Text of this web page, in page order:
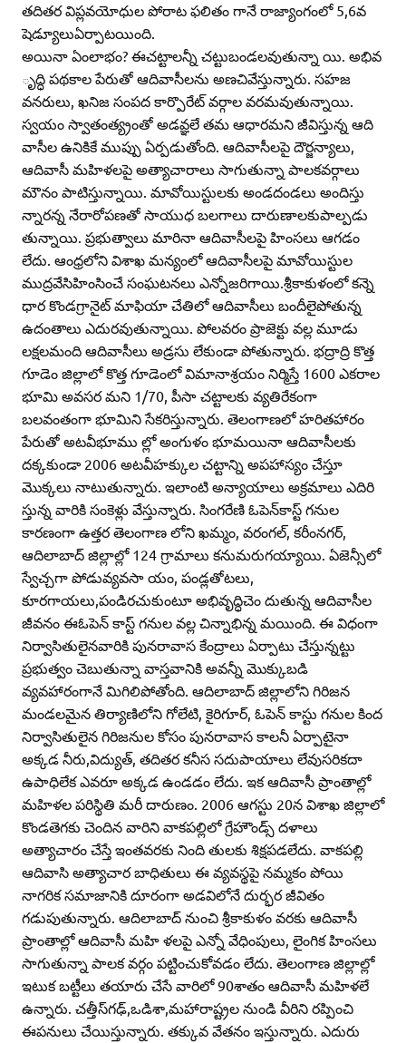
తదితర విప్లవయోధుల పోరాట ఫలితం గానే రాజ్యాంగంలో 5,6వ
షెడ్యూలుఏర్పాటయింది.
అయినా ఏంలాభం? ఈచట్టాలన్నీ చట్టుబండలవుతున్నా యి. అభివ
ృద్ధి పథకాల పేరుతో ఆదివాసీలను అణచివేస్తున్నారు. సహజ
వనరులు, ఖనిజ సంపద కార్పొరేట్‌ వర్గాల వరమవుతున్నాయి.
స్వయం స్వాతంత్య్రంతో అడవ్ఞలే తమ ఆధారమని జీవిస్తున్న ఆది
వాసీల ఉనికికే ముప్పు ఏర్పడుతోంది. ఆదివాసీలపై దౌర్జన్యాలు,
ఆదివాసీ మహిళలపై అత్యాచారాలు సాగుతున్నా పాలకవర్గాలు
మౌనం పాటిస్తున్నాయి. మావోయిస్టులకు అండదండలు అందిస్తు
న్నారన్న నేరారోపణతో సాయుధ బలగాలు దారుణాలకుపాల్పడు
తున్నాయి. ప్రభుత్వాలు మారినా ఆదివాసీలపై హింసలు ఆగడం
లేదు. ఆంధ్రలోని విశాఖ మన్యంలో ఆదివాసీలపై మావోయిస్టుల
ముద్రవేసిహింసించే సంఘటనలు ఎన్నోజరిగాయి.శ్రీకాకుళంలో కన్నె
ధార కొండగ్రానైట్‌ మాఫియా చేతిలో ఆదివాసీలు బందీలైపోతున్న
ఉదంతాలు ఎదురవుతున్నాయి. పోలవరం ప్రాజెక్టు వల్ల మూడు
లక్షలమంది ఆదివాసీలు అడ్రసు లేకుండా పోతున్నారు. భద్రాద్రి కొత్త
గూడెం జిల్లాలో కొత్త గూడెంలో విమానాశ్రయం నిర్మిస్తే 1600 ఎకరాల
భూమి అవసర మని 1/70, పీసా చట్టాలకు వ్యతిరేకంగా
బలవంతంగా భూమిని సేకరిస్తున్నారు. తెలంగాణలో హరితహారం
పేరుతో అటవీభూము ల్లో అంగుళం భూమయినా ఆదివాసీలకు
దక్కకుండా 2006 అటవీహక్కుల చట్టాన్ని అపహాస్యం చేస్తూ
మొక్కలు నాటుతున్నారు. ఇలాంటి అన్యాయాలు అక్రమాలు ఎదిరి
స్తున్న వారికి సంకెళ్లు వేస్తున్నారు. సింగరేణి ఓపెన్‌కాస్ట్‌ గనుల
కారణంగా ఉత్తర తెలంగాణ లోని ఖమ్మం, వరంగల్‌, కరీంనగర్‌,
ఆదిలాబాద్‌ జిల్లాల్లో 124 గ్రామాలు కనుమరుగయ్యాయి. ఏజెన్సీలో
స్వేచ్చగా పోడువ్యవసా యం, పండ్లతోటలు,
కూరగాయలు,పండిరచుకుంటూ అభివృద్ధిచెం దుతున్న ఆదివాసీల
జీవనం ఈఓపెన్‌ కాస్ట్‌ గనుల వల్ల చిన్నాభిన్న మయింది. ఈ విధంగా
నిర్వాసితులైనవారికి పునరావాస కేంద్రాలు ఏర్పాటు చేస్తున్నట్టు
ప్రభుత్వం చెబుతున్నా వాస్తవానికి అవన్నీ మొక్కుబడి
వ్యవహారంగానే మిగిలిపోతోంది. ఆదిలాబాద్‌ జిల్లాలోని గిరిజన
మండలమైన తిర్యాణిలోని గోలేటి, కైరిగూర్‌, ఓపెన్‌ కాస్టు గనుల కింద
నిర్వాసితులైన గిరిజనుల కోసం పునరావాస కాలనీ ఏర్పాటైనా
అక్కడ నీరు,విద్యుత్‌, తదితర కనీస సదుపాయాలు లేవుసరికదా
ఉపాధిలేక ఎవరూ అక్కడ ఉండడం లేదు. ఇక ఆదివాసీ ప్రాంతాల్లో
మహిళల పరిస్థితి మరీ దారుణం. 2006 ఆగస్టు 20న విశాఖ జిల్లాలో
కొండతెగకు చెందిన వారిని వాకపల్లిలో గ్రేహౌండ్స్‌ దళాలు
అత్యాచారం చేస్తే ఇంతవరకు నింది తులకు శిక్షపడలేదు. వాకపల్లి
ఆదివాసి అత్యాచార బాధితులు ఈ వ్యవస్థపై నమ్మకం పోయి
నాగరిక సమాజానికి దూరంగా అడవిలోనే దుర్భర జీవితం
గడుపుతున్నారు. ఆదిలాబాద్‌ నుంచి శ్రీకాకుళం వరకు ఆదివాసీ
ప్రాంతాల్లో ఆదివాసీ మహి ళలపై ఎన్నో వేధింపులు, లైంగిక హింసలు
సాగుతున్నా పాలక వర్గం పట్టించుకోవడం లేదు. తెలంగాణ జిల్లాల్లో
ఇటుక బట్టీలు తయారు చేసే వారిలో 90శాతం ఆదివాసీ మహిళలే
ఉన్నారు. చత్తీస్‌గఢ్‌,ఒడిశా,మహారాష్ట్రల నుండి వీరిని రప్పించి
ఈపనులు చేయిస్తున్నారు. తక్కువ వేతనం ఇస్తున్నారు. ఎదురు